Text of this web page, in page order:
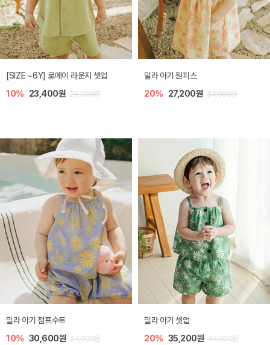
엘리오 아기 블라우스
20% 21,600원 27,000원
엘로디 니트 아기 뷔스티에
20% 21,600원 27,000원
토닉 아기 민소매 티셔츠
20% 11,200원 14,000원
베티 니트 아기 민소매 티셔츠
10% 24,300원 27,000원